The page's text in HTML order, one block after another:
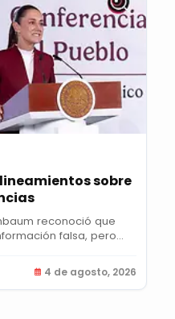
sobre
reconoció que
falsa, pero...
4 de agosto, 2026